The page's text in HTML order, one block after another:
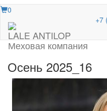
0
LALE ANTILOP
Меховая компания
+7
Осень 2025_16